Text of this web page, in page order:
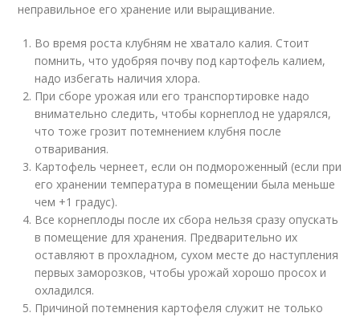
неправильное его хранение или выращивание.
Во время роста клубням не хватало калия. Стоит
помнить, что удобряя почву под картофель калием,
надо избегать наличия хлора.
При сборе урожая или его транспортировке надо
внимательно следить, чтобы корнеплод не ударялся,
что тоже грозит потемнением клубня после
отваривания.
Картофель чернеет, если он подмороженный (если при
его хранении температура в помещении была меньше
чем +1 градус).
Все корнеплоды после их сбора нельзя сразу опускать
в помещение для хранения. Предварительно их
оставляют в прохладном, сухом месте до наступления
первых заморозков, чтобы урожай хорошо просох и
охладился.
Причиной потемнения картофеля служит не только